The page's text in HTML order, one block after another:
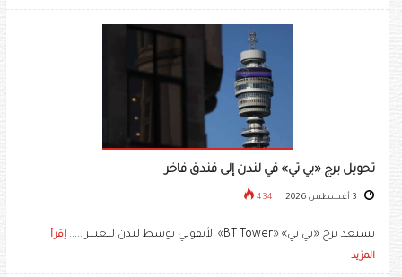
تحويل برج «بي تي» في لندن إلى فندق فاخر
434
يستعد برج «بي تي» «BT Tower» الأيقوني بوسط لندن لتغيير .....
إقرأ
المزيد